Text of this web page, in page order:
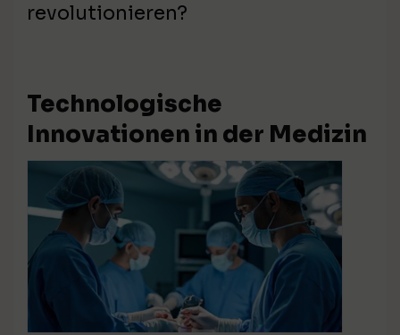
revolutionieren?
Technologische
Innovationen in der Medizin